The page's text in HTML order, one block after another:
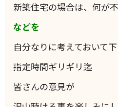
新築住宅の場合は、何が
などを
自分なりに考えておいて下
指定時間ギリギリ迄
皆さんの意見が